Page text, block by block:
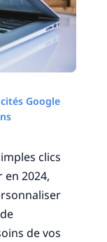
Google
clics
en 2024,
de vos